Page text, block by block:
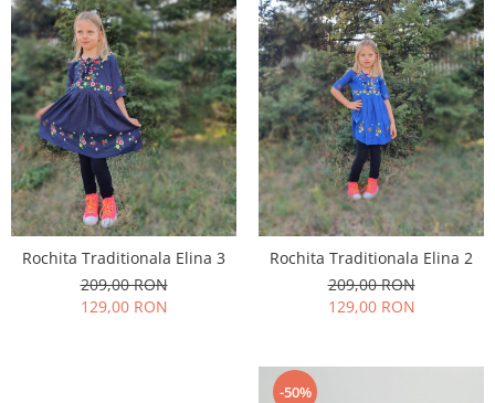
Rochita Traditionala Elina 3
209,00 RON
129,00 RON
Rochita Traditionala Elina 2
209,00 RON
129,00 RON
-50%